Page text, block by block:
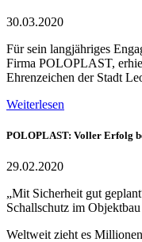
30.03.2020
Für sein langjähriges
Firma POLOPLAST,
Ehrenzeichen der Stadt
Weiterlesen
POLOPLAST: Voller Erfolg
29.02.2020
„Mit Sicherheit gut
Schallschutz im Objektbau
Weltweit zieht es